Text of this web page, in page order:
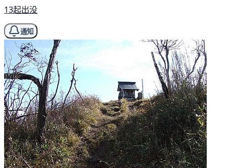
13起出没
通知